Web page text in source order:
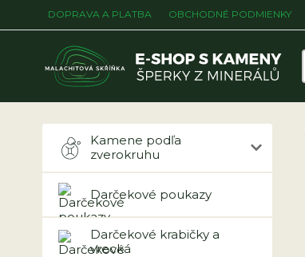
DOPRAVA A PLATBA OBCHODNÉ PODMIENKY
Kamene podľa
zverokruhu
Darčekové poukazy
Darčekové krabičky a
vrecká